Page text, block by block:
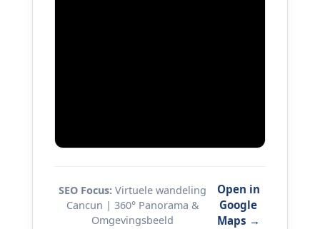
SEO Focus: Virtuele wandeling
Cancun | 360° Panorama &
Omgevingsbeeld
Open in
Google
Maps →